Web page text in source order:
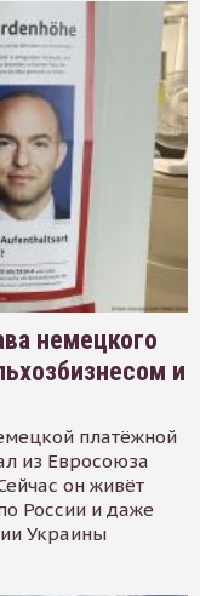
немецкого
и
платёжной
из Евросоюза
он живёт
России и даже
Украины